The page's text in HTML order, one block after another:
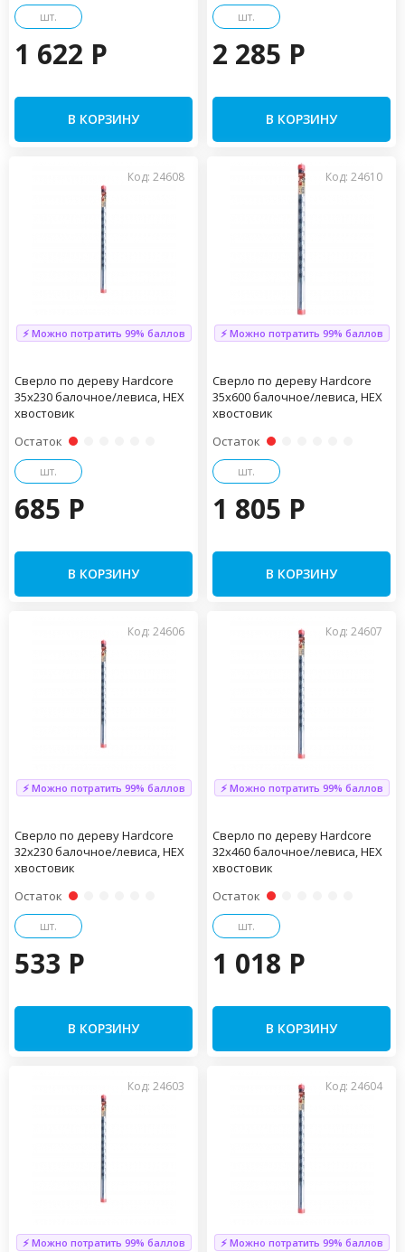
шт.
1 622 P
В КОРЗИНУ
шт.
2 285 P
В КОРЗИНУ
Код: 24608
⚡ Можно потратить 99% баллов
Сверло по дереву Hardcore
35х230 балочное/левиса, HEX
хвостовик
Остаток
шт.
685 P
В КОРЗИНУ
Код: 24610
⚡ Можно потратить 99% баллов
Сверло по дереву Hardcore
35х600 балочное/левиса, HEX
хвостовик
Остаток
шт.
1 805 P
В КОРЗИНУ
Код: 24606
⚡ Можно потратить 99% баллов
Сверло по дереву Hardcore
32х230 балочное/левиса, HEX
хвостовик
Остаток
шт.
533 P
В КОРЗИНУ
Код: 24607
⚡ Можно потратить 99% баллов
Сверло по дереву Hardcore
32х460 балочное/левиса, HEX
хвостовик
Остаток
шт.
1 018 P
В КОРЗИНУ
Код: 24603
⚡ Можно потратить 99% баллов
Код: 24604
⚡ Можно потратить 99% баллов